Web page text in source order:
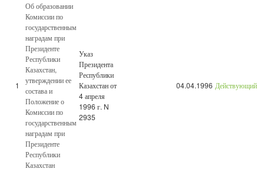
1
Об образовании
Комиссии по
государственным
наградам при
Президенте
Республики
Казахстан,
утверждении ее
состава и
Положение о
Комиссии по
государственным
наградам при
Президенте
Республики
Казахстан
Указ
Президента
Республики
Казахстан от
4 апреля
1996 г. N
2935
04.04.1996 Действующий